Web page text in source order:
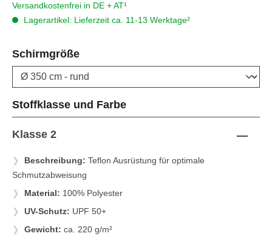
Versandkostenfrei in DE + AT¹
Lagerartikel: Lieferzeit ca. 11-13 Werktage²
Schirmgrößeauswählen
Stoffklasse und Farbeauswählen
Klasse 2
Beschreibung: Teflon Ausrüstung für optimale
Schmutzabweisung
Material: 100% Polyester
UV-Schutz: UPF 50+
Gewicht: ca. 220 g/m²